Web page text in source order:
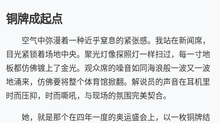
铜牌成起点
空气中弥漫着一种近乎窒息的紧张感。我站在新闻席，
目光紧锁着场地中央。聚光灯像探照灯一样扫过，每一寸地
板都仿佛镀上了金光。观众席的噪音如同海浪般一波又一波
地涌来，仿佛要将整个体育馆掀翻。解说员的声音在耳机里
时而压抑，时而嘶吼，与现场的氛围完美契合。
她，就是那个在四年一度的奥运盛会上，以一枚铜牌结